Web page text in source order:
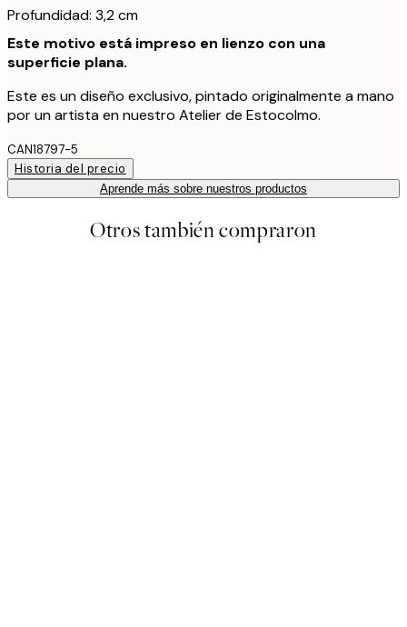
Profundidad: 3,2 cm
Este motivo está impreso en lienzo con una
superficie plana.
Este es un diseño exclusivo, pintado originalmente a mano
por un artista en nuestro Atelier de Estocolmo.
CAN18797-5
Historia del precio
Aprende más sobre nuestros productos
Otros también compraron